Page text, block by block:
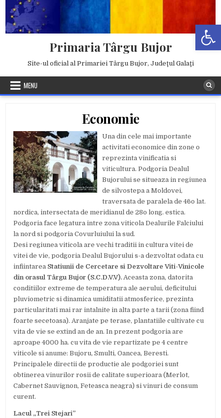
content
Primaria Târgu Bujor
Site-ul oficial al Primariei Târgu Bujor, Judeţul Galaţi
MENU
Economie
Una din cele mai importante
activitati economice din zone o
reprezinta vinificatia si
viticultura. Podgoria Dealul
Bujorului se situeaza in regiunea
de silvostepa a Moldovei,
traversata de paralela de 46o lat.
nordica, intersectata de meridianul de 28o long. estica.
Podgoria face legatura intre zona viticola Dealurile Falciului
la nord si podgoria Covurluiului la sud.
Desi regiunea viticola are vechi traditii in cultura vitei de
vitei de vie, podgoria Dealul Bujorului s-a dezvoltat odata cu
infiintarea Statiunii de Cercetare si Dezvoltare Viti-Vinicole
din orasul Târgu Bujor (S.C.D.V.V). Aceasta zona, datorita
conditiilor extreme de temperatura ale aerului, deficitului
pluviometric si dinamica umiditatii atmosferice, prezinta
particularitati mai rar intalnite in alta parte a tarii (zona fiind
foarte secetoasa). Aranjate pe terase, plantatiile cultivate cu
vita de vie se extind an de an. In prezent podgoria are
aproape 4000 ha. cu vita de vie repartizate pe 4 centre
viticole si anume: Bujoru, Smulti, Oancea, Beresti.
Principalele directii de productie ale podgoriei sunt
obtinerea vinurilor rosii de calitate superioara (Merlot,
Cabernet Sauvignon, Feteasca neagra) si vinuri de consum
curent.
Lacul „Trei Stejari”